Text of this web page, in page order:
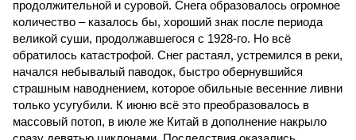
продолжительной и суровой. Снега образовалось огромное
количество – казалось бы, хороший знак после периода
великой суши, продолжавшегося с 1928-го. Но всё
обратилось катастрофой. Снег растаял, устремился в реки,
начался небывалый паводок, быстро обернувшийся
страшным наводнением, которое обильные весенние ливни
только усугубили. К июню всё это преобразовалось в
массовый потоп, в июле же Китай в дополнение накрыло